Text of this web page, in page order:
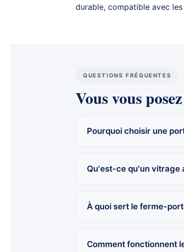
durable, compatible avec les
QUESTIONS FRÉQUENTES
Vous vous
Pourquoi choisir une
Qu'est-ce qu'un vitrage
À quoi sert le ferme-
Comment fonctionnent